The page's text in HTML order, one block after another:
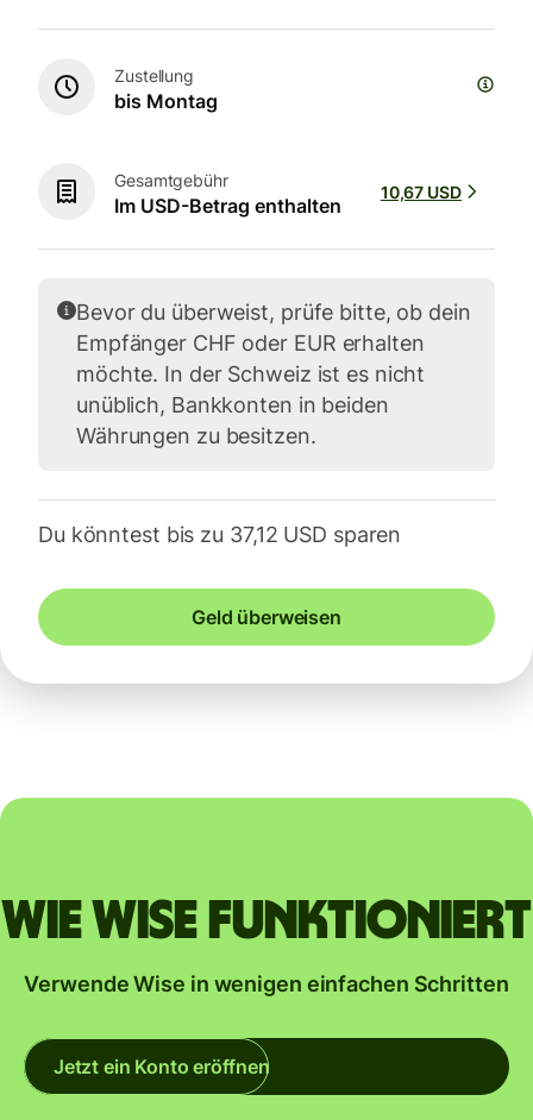
Zustellung
bis Montag
Gesamtgebühr
Im USD-Betrag enthalten
10,67 USD
Bevor du überweist, prüfe bitte, ob dein
Empfänger CHF oder EUR erhalten
möchte. In der Schweiz ist es nicht
unüblich, Bankkonten in beiden
Währungen zu besitzen.
Du könntest bis zu 37,12 USD sparen
Geld überweisen
Wie Wise funktioniert
Verwende Wise in wenigen einfachen Schritten
Jetzt ein Konto eröffnen